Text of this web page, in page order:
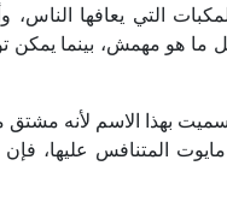
التي يعافها
ما هو مهمش، بينما يمكن
بهذا الاسم لأنه مشتق
المتنافس عليها،